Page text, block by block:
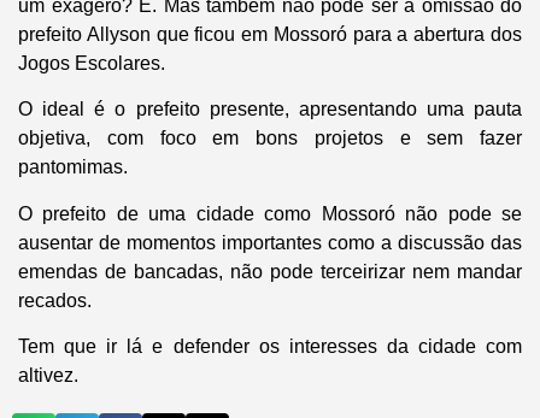
um exagero? É. Mas também não pode ser a omissão do
prefeito Allyson que ficou em Mossoró para a abertura dos
Jogos Escolares.
O ideal é o prefeito presente, apresentando uma pauta
objetiva, com foco em bons projetos e sem fazer
pantomimas.
O prefeito de uma cidade como Mossoró não pode se
ausentar de momentos importantes como a discussão das
emendas de bancadas, não pode terceirizar nem mandar
recados.
Tem que ir lá e defender os interesses da cidade com
altivez.